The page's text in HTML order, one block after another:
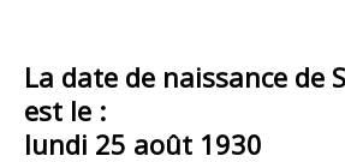
La date de naissance de
est le :
lundi 25 août 1930